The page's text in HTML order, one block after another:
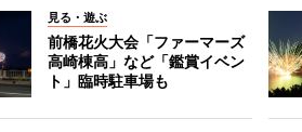
見る・遊ぶ
前橋花火大会「ファーマーズ
高崎棟高」など「鑑賞イベン
ト」臨時駐車場も